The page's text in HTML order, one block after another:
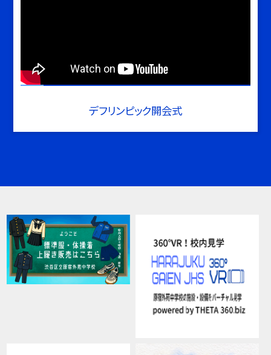
デフリンピック開会式